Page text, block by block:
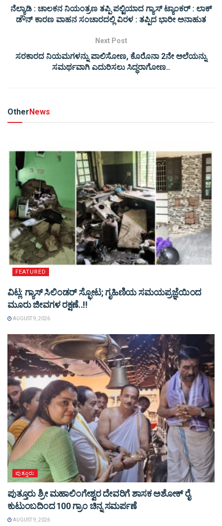
ನೆಲ್ಯಾಡಿ : ಚಾಲಕನ ನಿಯಂತ್ರಣ ತಪ್ಪಿ ಪಲ್ಟಿಯಾದ ಗ್ಯಾಸ್ ಟ್ಯಾಂಕರ್ : ಲಾಕ್
ಡೌನ್ ಕಾರಣ ವಾಹನ ಸಂಚಾರದಲ್ಲಿ ವಿರಳ : ತಪ್ಪಿದ ಭಾರೀ ಅನಾಹುತ
Next Post
ಸರಕಾರದ ನಿಯಮಗಳನ್ನು ಪಾಲಿಸೋಣ, ಕೊರೊನಾ 2ನೇ ಅಲೆಯನ್ನು
ಸಮರ್ಥವಾಗಿ ಎದುರಿಸಲು ಸಿದ್ಧರಾಗೋಣ..
OtherNews
FEATURED
ವಿಟ್ಲ: ಗ್ಯಾಸ್ ಸಿಲಿಂಡರ್ ಸ್ಫೋಟ; ಗೃಹಿಣಿಯ ಸಮಯಪ್ರಜ್ಞೆಯಿಂದ
ಮೂರು ಜೀವಗಳ ರಕ್ಷಣೆ..!!
AUGUST 9, 2026
ಪುತ್ತೂರು
ಪುತ್ತೂರು ಶ್ರೀ ಮಹಾಲಿಂಗೇಶ್ವರ ದೇವರಿಗೆ ಶಾಸಕ ಅಶೋಕ್ ರೈ
ಕುಟುಂಬದಿಂದ 100 ಗ್ರಾಂ ಚಿನ್ನ ಸಮರ್ಪಣೆ
AUGUST 9, 2026